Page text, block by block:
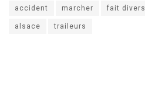
accident
marcher fait divers
alsace
traileurs